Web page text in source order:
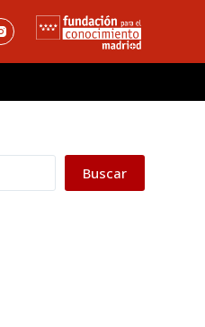
Buscar